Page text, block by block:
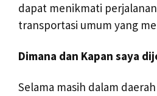
dapat menikmati
transportasi umum yang
Dimana dan Kapan saya
Selama masih dalam